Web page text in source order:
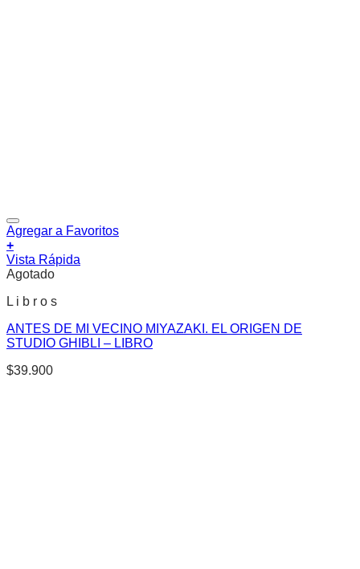
Agregar a Favoritos
+
Vista Rápida
Agotado
L i b r o s
ANTES DE MI VECINO MIYAZAKI. EL ORIGEN DE
STUDIO GHIBLI – LIBRO
$39.900